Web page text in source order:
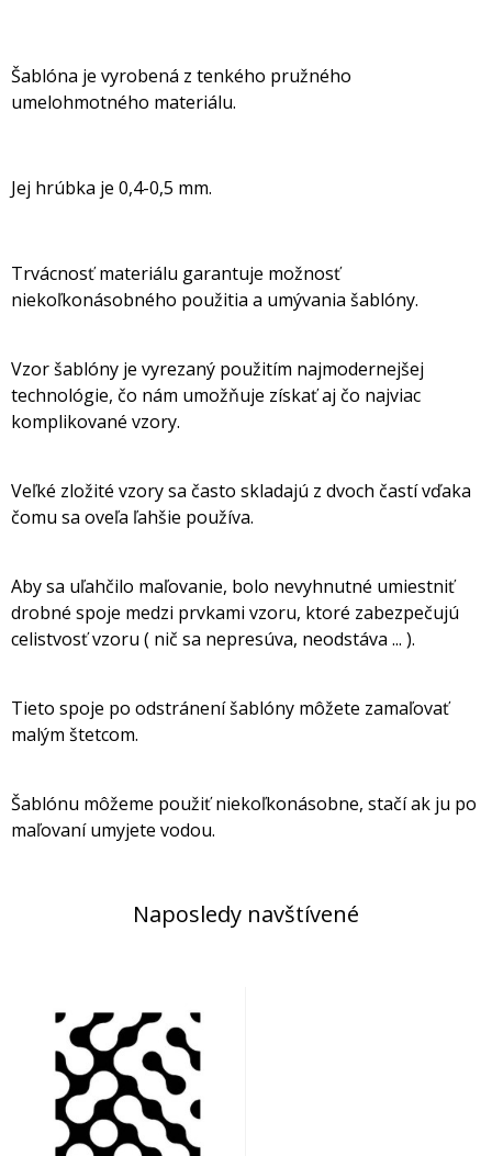
Šablóna je vyrobená z tenkého pružného
umelohmotného materiálu.
Jej hrúbka je 0,4-0,5 mm.
Trvácnosť materiálu garantuje možnosť
niekoľkonásobného použitia a umývania šablóny.
Vzor šablóny je vyrezaný použitím najmodernejšej
technológie, čo nám umožňuje získať aj čo najviac
komplikované vzory.
Veľké zložité vzory sa často skladajú z dvoch častí vďaka
čomu sa oveľa ľahšie používa.
Aby sa uľahčilo maľovanie, bolo nevyhnutné umiestniť
drobné spoje medzi prvkami vzoru, ktoré zabezpečujú
celistvosť vzoru ( nič sa nepresúva, neodstáva ... ).
Tieto spoje po odstránení šablóny môžete zamaľovať
malým štetcom.
Šablónu môžeme použiť niekoľkonásobne, stačí ak ju po
maľovaní umyjete vodou.
Naposledy navštívené